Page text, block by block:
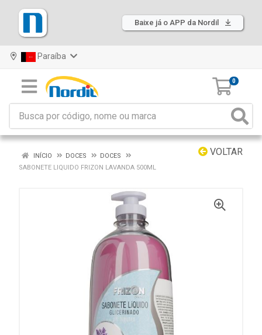
Baixe já o APP da Nordil
Paraíba
0
VOLTAR
INÍCIO DOCES
DOCES
SABONETE LIQUIDO FRIZON LAVANDA 500ML